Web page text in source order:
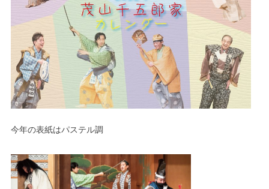
今年の表紙はパステル調